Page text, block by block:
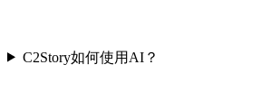
C2Story如何使用AI？